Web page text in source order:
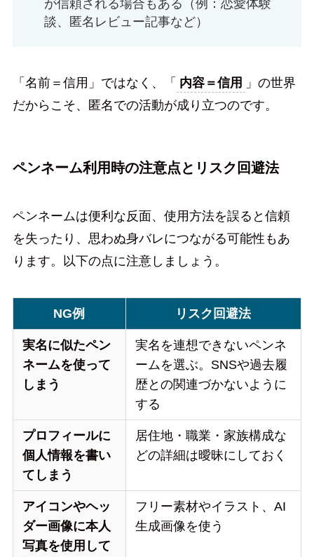
が信頼される場合もある（例：恋愛体験
談、匿名レビュー記事など）
「名前＝信用」ではなく、「 内容＝信用
」の世界
だからこそ、匿名での活動が成り立つのです。
ペンネーム利用時の注意点とリスク回避法
ペンネームは便利な反面、使用方法を誤ると信頼
を失ったり、思わぬ身バレにつながる可能性もあ
ります。以下の点に注意しましょう。
NG例 リスク回避法
実名に似たペン
ネームを使って
しまう
実名を連想できないペンネ
ームを選ぶ。SNSや過去履
歴との関連づかないように
する
プロフィールに
個人情報を書い
てしまう
居住地・職業・家族構成な
どの詳細は曖昧にしておく
アイコンやヘッ
ダー画像に本人
写真を使用して
フリー素材やイラスト、AI
生成画像を使う